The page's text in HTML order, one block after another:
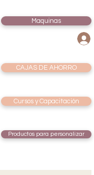
Maquinas
CAJAS DE AHORRO
Cursos y Capacitación
Productos para personalizar